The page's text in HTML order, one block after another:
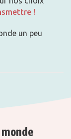
!
un peu